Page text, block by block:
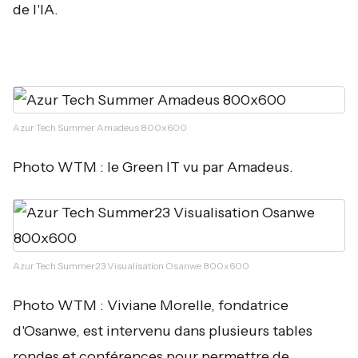
de l'IA.
Azur Tech Summer Amadeus 800x600
Photo WTM : le Green IT vu par Amadeus.
Azur Tech Summer23 Visualisation Osanwe 800x600
Photo WTM : Viviane Morelle, fondatrice
d'Osanwe, est intervenu dans plusieurs tables